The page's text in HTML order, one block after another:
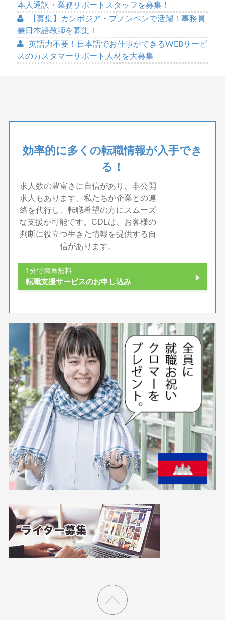
本人通訳・業務サポートスタッフを募集！
【募集】カンボジア・プノンペンで活躍！事務員
兼日本語教師を募集！
英語力不要！日本語でお仕事ができるWEBサービ
スのカスタマーサポート人材を大募集
効率的に多くの転職情報が入手でき
る！
求人数の豊富さに自信があり、非公開
求人もあります。私たちが企業との連
絡を代行し、転職希望の方にスムーズ
な支援が可能です。CDLは、お客様の
判断に役立つ生きた情報を提供する自
信があります。
1分で簡単無料
転職支援サービスのお申し込み